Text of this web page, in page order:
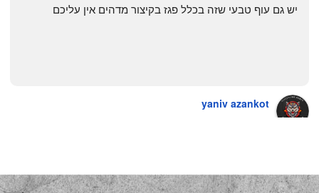
yaniv azankot
יש גם עוף טבעי שזה בכלל פגז בקיצור מדהים אין עליכם